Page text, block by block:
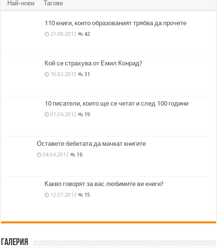
Най-нови Тагове
110 книги, които образованият трябва да прочете
21.08.2012 42
Кой се страхува от Емил Конрад?
10.02.2015 31
10 писатели, които ще се четат и след 100 години
01.06.2012 19
Оставете бебетата да мачкат книгите
04.04.2012 16
Какво говорят за вас любимите ви книги?
12.07.2013 15
Галерия